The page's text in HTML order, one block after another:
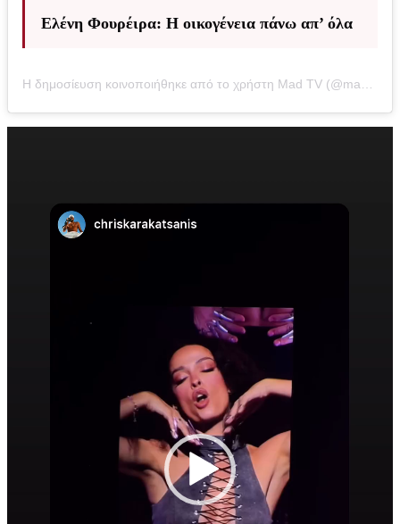
Ελένη Φουρέιρα: Η οικογένεια πάνω απ’ όλα
Η δημοσίευση κοινοποιήθηκε από το χρήστη Mad TV (@mad_tv)